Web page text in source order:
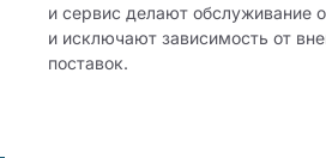
и сервис делают обслуживание
и исключают зависимость от
поставок.